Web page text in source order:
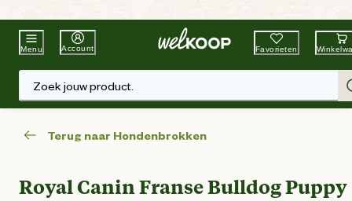
Beste WinkelketenTuin & Dier
Menu Account Favorieten
Zoek jouw product.
Terug naar Hondenbrokken
Royal Canin Franse Bulldog Puppy